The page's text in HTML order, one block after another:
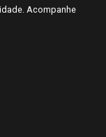
Acompanhe